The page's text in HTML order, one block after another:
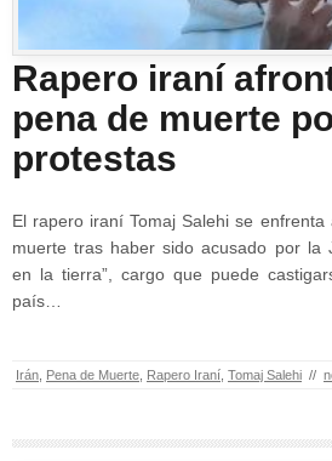
Rapero iraní
pena de muerte
protestas
El rapero iraní Tomaj Salehi se
muerte tras haber sido acusado por la
en la tierra”, cargo que puede
país…
Irán Pena de Muerte Rapero Iraní Tomaj Salehi //